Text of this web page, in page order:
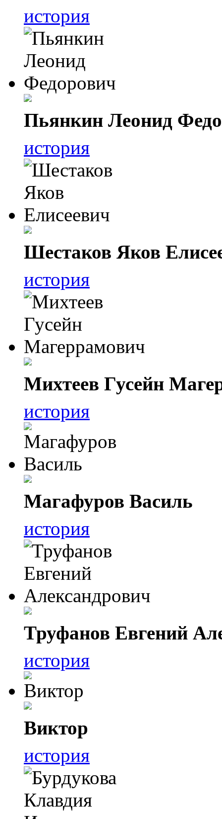
история
Пьянкин Леонид
история
Шестаков Яков
история
Михтеев Гусейн
история
Магафуров Василь
история
Труфанов Евгений
история
Виктор
история